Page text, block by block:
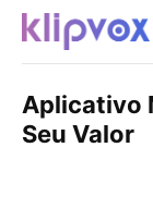
Aplicativo
Seu Valor